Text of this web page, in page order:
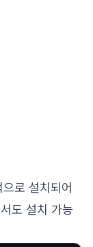
로 설치되어
도 설치 가능